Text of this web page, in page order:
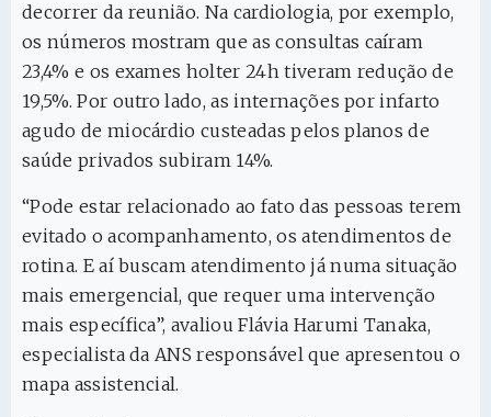
decorrer da reunião. Na cardiologia, por exemplo,
os números mostram que as consultas caíram
23,4% e os exames holter 24h tiveram redução de
19,5%. Por outro lado, as internações por infarto
agudo de miocárdio custeadas pelos planos de
saúde privados subiram 14%.
“Pode estar relacionado ao fato das pessoas terem
evitado o acompanhamento, os atendimentos de
rotina. E aí buscam atendimento já numa situação
mais emergencial, que requer uma intervenção
mais específica”, avaliou Flávia Harumi Tanaka,
especialista da ANS responsável que apresentou o
mapa assistencial.